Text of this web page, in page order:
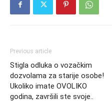
Previous article
Stigla odluka o vozačkim
dozvolama za starije osobe!
Ukoliko imate OVOLIKO
godina, završili ste svoje..